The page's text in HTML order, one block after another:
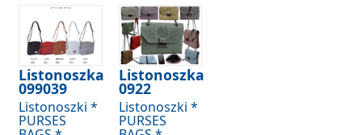
Listonoszka
099039
Listonoszki *
PURSES
Listonoszka
0922
Listonoszki *
PURSES